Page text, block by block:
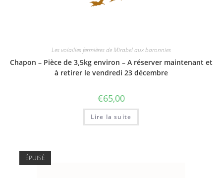
Les volailles fermières de Mirabel aux baronnies
Chapon – Pièce de 3,5kg environ – A réserver maintenant et
à retirer le vendredi 23 décembre
€65,00
Lire la suite
ÉPUISÉ